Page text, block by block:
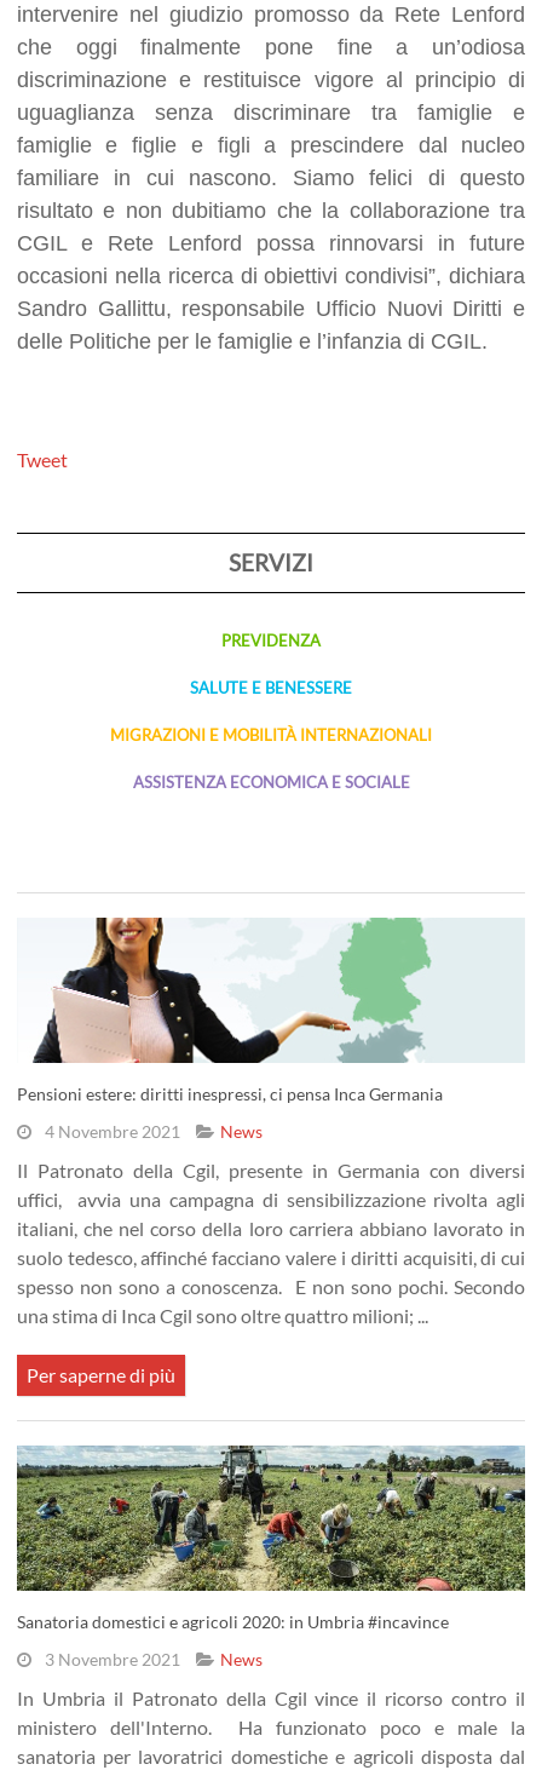
intervenire nel giudizio promosso da Rete Lenford
che oggi finalmente pone fine a un’odiosa
discriminazione e restituisce vigore al principio di
uguaglianza senza discriminare tra famiglie e
famiglie e figlie e figli a prescindere dal nucleo
familiare in cui nascono. Siamo felici di questo
risultato e non dubitiamo che la collaborazione tra
CGIL e Rete Lenford possa rinnovarsi in future
occasioni nella ricerca di obiettivi condivisi”, dichiara
Sandro Gallittu, responsabile Ufficio Nuovi Diritti e
delle Politiche per le famiglie e l’infanzia di CGIL.
Tweet
SERVIZI
PREVIDENZA
SALUTE E BENESSERE
MIGRAZIONI E MOBILITÀ INTERNAZIONALI
ASSISTENZA ECONOMICA E SOCIALE
Pensioni estere: diritti inespressi, ci pensa Inca Germania
4 Novembre 2021
News
Il Patronato della Cgil, presente in Germania con diversi
uffici, avvia una campagna di sensibilizzazione rivolta agli
italiani, che nel corso della loro carriera abbiano lavorato in
suolo tedesco, affinché facciano valere i diritti acquisiti, di cui
spesso non sono a conoscenza. E non sono pochi. Secondo
una stima di Inca Cgil sono oltre quattro milioni; ...
Per saperne di più
Sanatoria domestici e agricoli 2020: in Umbria #incavince
3 Novembre 2021
News
In Umbria il Patronato della Cgil vince il ricorso contro il
ministero dell'Interno. Ha funzionato poco e male la
sanatoria per lavoratrici domestiche e agricoli disposta dal